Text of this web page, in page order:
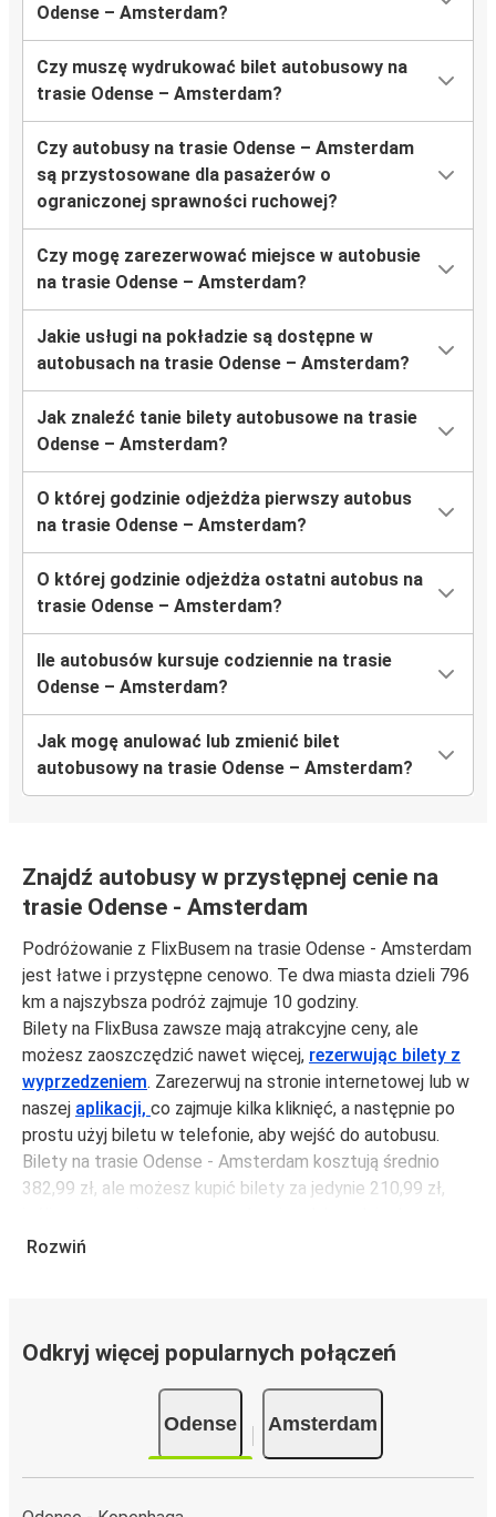
Odense – Amsterdam?
Czy muszę wydrukować bilet autobusowy na
trasie Odense – Amsterdam?
Czy autobusy na trasie Odense – Amsterdam
są przystosowane dla pasażerów o
ograniczonej sprawności ruchowej?
Czy mogę zarezerwować miejsce w autobusie
na trasie Odense – Amsterdam?
Jakie usługi na pokładzie są dostępne w
autobusach na trasie Odense – Amsterdam?
Jak znaleźć tanie bilety autobusowe na trasie
Odense – Amsterdam?
O której godzinie odjeżdża pierwszy autobus
na trasie Odense – Amsterdam?
O której godzinie odjeżdża ostatni autobus na
trasie Odense – Amsterdam?
Ile autobusów kursuje codziennie na trasie
Odense – Amsterdam?
Jak mogę anulować lub zmienić bilet
autobusowy na trasie Odense – Amsterdam?
Znajdź autobusy w przystępnej cenie na
trasie Odense - Amsterdam
Podróżowanie z FlixBusem na trasie Odense - Amsterdam
jest łatwe i przystępne cenowo. Te dwa miasta dzieli 796
km a najszybsza podróż zajmuje 10 godziny.
Bilety na FlixBusa zawsze mają atrakcyjne ceny, ale
możesz zaoszczędzić nawet więcej, rezerwując bilety z
wyprzedzeniem. Zarezerwuj na stronie internetowej lub w
naszej aplikacji, co zajmuje kilka kliknięć, a następnie po
prostu użyj biletu w telefonie, aby wejść do autobusu.
Bilety na trasie Odense - Amsterdam kosztują średnio
382,99 zł, ale możesz kupić bilety za jedynie 210,99 zł,
unikając weekendów i świąt. Aby podróżować szybko,
jedynie 10 godziny.
Podróż autobusemma mniejszy wpływ na środowisko
niż podróż samochodem czy samolotem. Stale pracujemy
nad tym, by jeszcze bardziej zmniejszać ślad węglowy,
Rozwiń
Odkryj więcej popularnych połączeń
Odense Amsterdam